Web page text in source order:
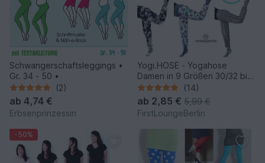
Schwangerschaftsleggings •
Gr. 34 - 50 •
(2)
ab 4,74 €
Erbsenprinzessin
Yogi.HOSE - Yogahose
Damen in 9 Größen 30/32 bis
56/58 Nähanleitung mit
Schnittmuster von
firstloungeberlin
(14)
ab 2,85 € 5,99 €
FirstLoungeBerlin
-50%